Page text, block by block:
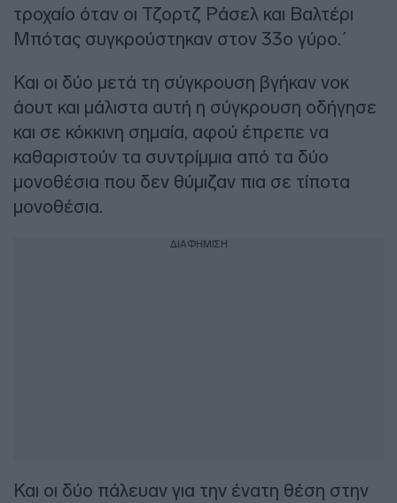
τροχαίο όταν οι Τζορτζ Ράσελ και Βαλτέρι
Μπότας συγκρούστηκαν στον 33ο γύρο.΄
Και οι δύο μετά τη σύγκρουση βγήκαν νοκ
άουτ και μάλιστα αυτή η σύγκρουση οδήγησε
και σε κόκκινη σημαία, αφού έπρεπε να
καθαριστούν τα συντρίμμια από τα δύο
μονοθέσια που δεν θύμιζαν πια σε τίποτα
μονοθέσια.
ΔΙΑΦΗΜΙΣΗ
Και οι δύο πάλευαν για την ένατη θέση στην